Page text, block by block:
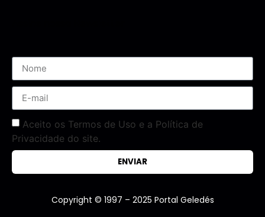
Aceito os Termos de Uso e a Política de
Privacidade do site.
ENVIAR
Copyright © 1997 – 2025 Portal Geledés